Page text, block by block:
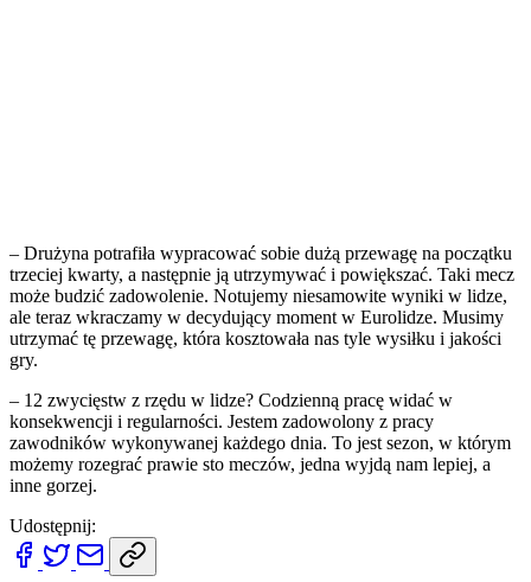
– Drużyna potrafiła wypracować sobie dużą przewagę na początku
trzeciej kwarty, a następnie ją utrzymywać i powiększać. Taki mecz
może budzić zadowolenie. Notujemy niesamowite wyniki w lidze,
ale teraz wkraczamy w decydujący moment w Eurolidze. Musimy
utrzymać tę przewagę, która kosztowała nas tyle wysiłku i jakości
gry.
– 12 zwycięstw z rzędu w lidze? Codzienną pracę widać w
konsekwencji i regularności. Jestem zadowolony z pracy
zawodników wykonywanej każdego dnia. To jest sezon, w którym
możemy rozegrać prawie sto meczów, jedna wyjdą nam lepiej, a
inne gorzej.
Udostępnij: